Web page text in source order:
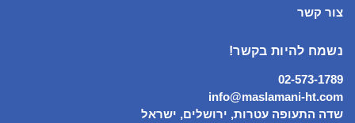
צור קשר
נשמח להיות בקשר!
02-573-1789
info@maslamani-ht.com
שדה התעופה עטרות, ירושלים, ישראל